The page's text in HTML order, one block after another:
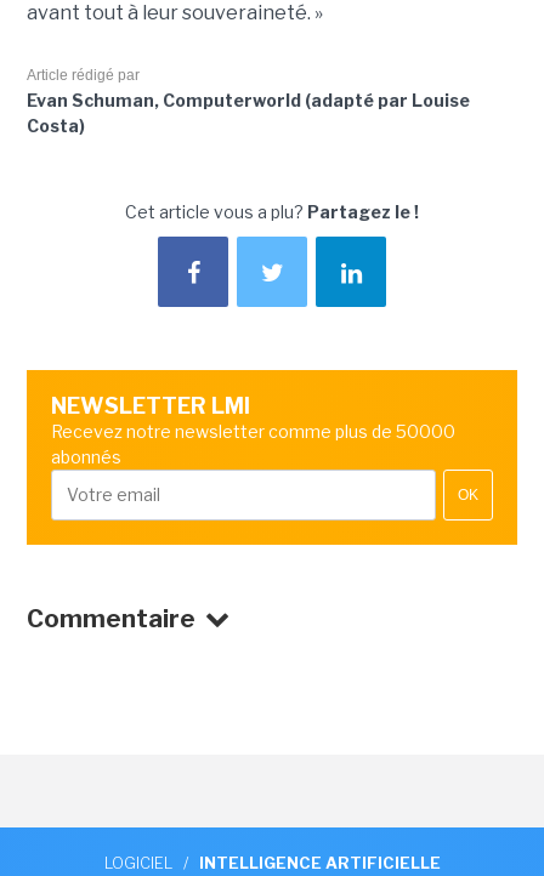
avant tout à leur souveraineté. »
Article rédigé par
Evan Schuman, Computerworld (adapté par Louise
Costa)
Cet article vous a plu? Partagez le !
NEWSLETTER LMI
Recevez notre newsletter comme plus de 50000
abonnés
OK
Commentaire
LOGICIEL / INTELLIGENCE ARTIFICIELLE